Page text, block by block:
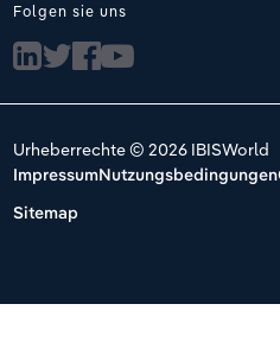
Folgen sie uns
Urheberrechte © 2026 IBISWorld
ImpressumNutzungsbedingungen
Sitemap